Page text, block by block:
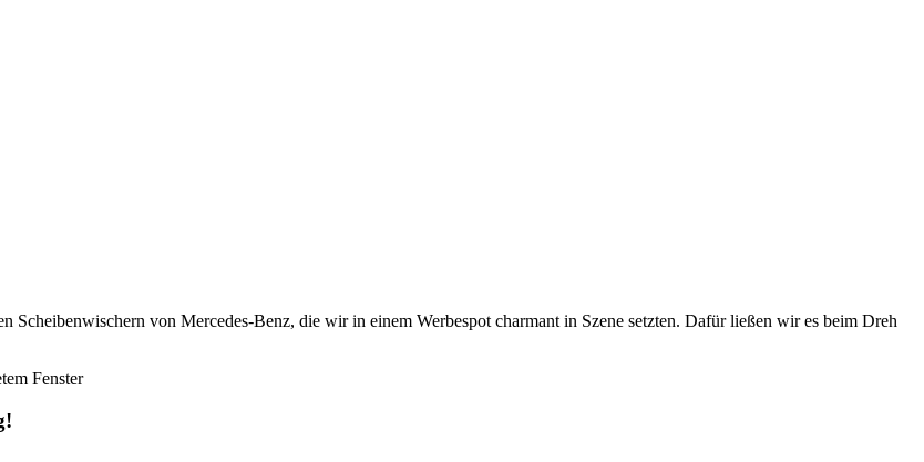
Scheibenwischern von Mercedes-Benz, die wir in einem Werbespot charmant in Szene setzten. Dafür ließen wir es beim Dreh